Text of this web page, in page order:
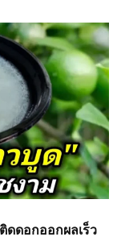
ดอกออกผลเร็ว